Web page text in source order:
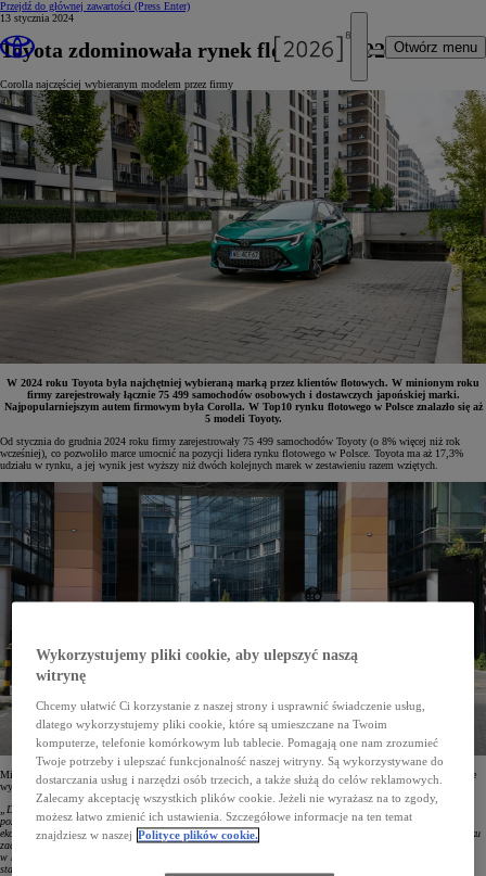
Przejdź do głównej zawartości (Press Enter)
Otwórz menu
13 stycznia 2024
Toyota zdominowała rynek flotowy w 2024 roku
Corolla najczęściej wybieranym modelem przez firmy
W 2024 roku Toyota była najchętniej wybieraną marką przez klientów flotowych. W minionym roku
firmy zarejestrowały łącznie 75 499 samochodów osobowych i dostawczych japońskiej marki.
Najpopularniejszym autem firmowym była Corolla. W Top10 rynku flotowego w Polsce znalazło się aż
5 modeli Toyoty.
Od stycznia do grudnia 2024 roku firmy zarejestrowały 75 499 samochodów Toyoty (o 8% więcej niż rok
wcześniej), co pozwoliło marce umocnić na pozycji lidera rynku flotowego w Polsce. Toyota ma aż 17,3%
udziału w rynku, a jej wynik jest wyższy niż dwóch kolejnych marek w zestawieniu razem wziętych.
Mirosław Sochacki, Corporate Sales Senior Manager w Toyota Central Europe, podsumowując ubiegłoroczne
wyniki, podkreślił:
„Dzięki zaufaniu naszych klientów kolejny rok kończymy na pozycji lidera rynku flotowego, a Corolla
pozostaje najczęstszym wyborem polskich firm. 2024 rok był czasem jeszcze lepszej i szerszej gamy
ekonomicznych, niskoemisyjnych i niezawodnych aut z piątą generacją hybrydy oraz hybryd plug-in. Na rynku
zadebiutowały nowe odsłony Land Cruisera oraz Camry, a PROACE MAX wzmocnił naszą obecność
w kategorii aut dostawczych. Nieustannie uważnie analizujemy otoczenie biznesowe i dokładamy wszelkich
starań, by oferować naszym partnerom rozwiązania dostosowane do potrzeb ich działalności”.
Wykorzystujemy pliki cookie, aby ulepszyć naszą
witrynę
Chcemy ułatwić Ci korzystanie z naszej strony i usprawnić świadczenie usług,
dlatego wykorzystujemy pliki cookie, które są umieszczane na Twoim
komputerze, telefonie komórkowym lub tablecie. Pomagają one nam zrozumieć
Twoje potrzeby i ulepszać funkcjonalność naszej witryny. Są wykorzystywane do
dostarczania usług i narzędzi osób trzecich, a także służą do celów reklamowych.
Zalecamy akceptację wszystkich plików cookie. Jeżeli nie wyrażasz na to zgody,
możesz łatwo zmienić ich ustawienia. Szczegółowe informacje na ten temat
znajdziesz w naszej Polityce plików cookie.